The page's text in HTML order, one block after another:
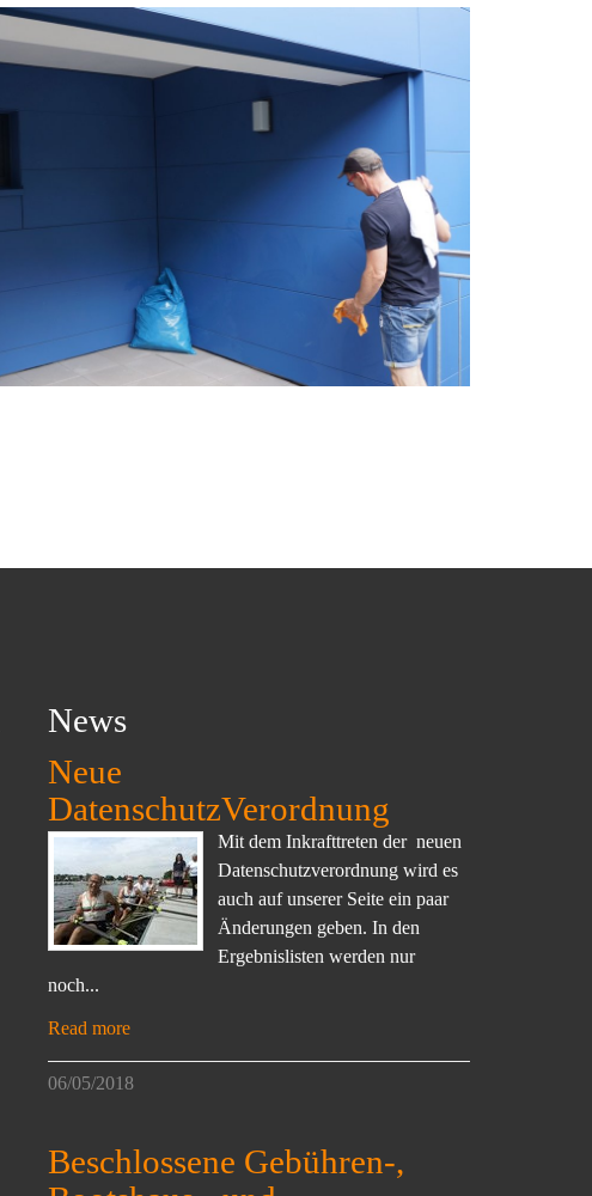
News
Neue
DatenschutzVerordnung
Mit dem Inkrafttreten der neuen
Datenschutzverordnung wird es
auch auf unserer Seite ein paar
Änderungen geben. In den
Ergebnislisten werden nur
noch...
Read more
06/05/2018
Beschlossene Gebühren-,